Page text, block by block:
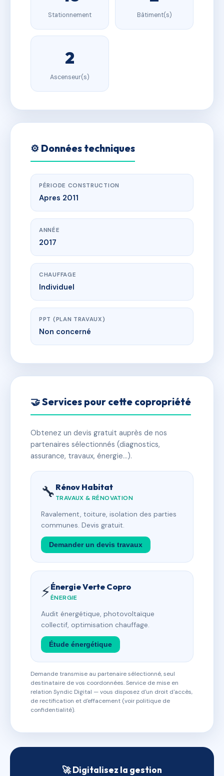
Stationnement Bâtiment(s)
2
Ascenseur(s)
⚙️ Données techniques
PÉRIODE CONSTRUCTION
Apres 2011
ANNÉE
2017
CHAUFFAGE
Individuel
PPT (PLAN TRAVAUX)
Non concerné
🤝 Services pour cette copropriété
Obtenez un devis gratuit auprès de nos
partenaires sélectionnés (diagnostics,
assurance, travaux, énergie…).
🔧 Rénov Habitat
TRAVAUX & RÉNOVATION
Ravalement, toiture, isolation des parties
communes. Devis gratuit.
Demander un devis travaux
⚡Énergie Verte Copro
ÉNERGIE
Audit énergétique, photovoltaïque
collectif, optimisation chauffage.
Étude énergétique
Demande transmise au partenaire sélectionné, seul
destinataire de vos coordonnées. Service de mise en
relation Syndic Digital — vous disposez d'un droit d'accès,
de rectification et d'effacement (voir politique de
confidentialité).
🚀 Digitalisez la gestion